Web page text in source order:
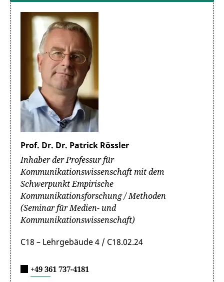
Prof. Dr. Dr. Patrick Rössler
Inhaber der Professur für
Kommunikationswissenschaft mit dem
Schwerpunkt Empirische
Kommunikationsforschung / Methoden
(Seminar für Medien- und
Kommunikationswissenschaft)
C18 – Lehrgebäude 4 / C18.02.24
+49 361 737-4181